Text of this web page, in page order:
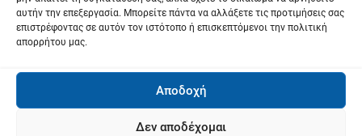
αυτήν την επεξεργασία. Μπορείτε πάντα να αλλάξετε τις προτιμήσεις σας
επιστρέφοντας σε αυτόν τον ιστότοπο ή επισκεπτόμενοι την πολιτική
απορρήτου μας.
Αποδοχή
Δεν αποδέχομαι